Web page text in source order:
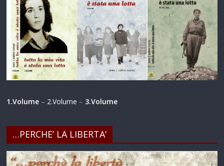
1.Volume – 2.Volume – 3.Volume
…PERCHE’ LA LIBERTA’